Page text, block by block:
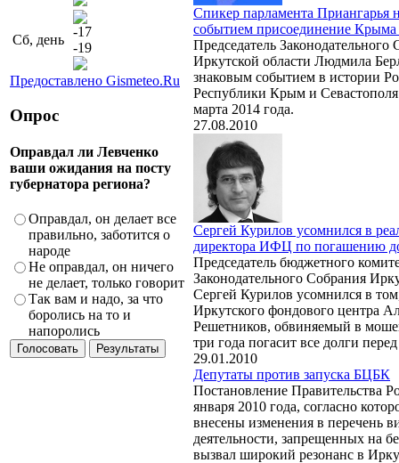
Сб, день
-17
-19
Предоставлено Gismeteo.Ru
Опрос
Оправдал ли Левченко
ваши ожидания на посту
губернатора региона?
Оправдал, он делает все
правильно, заботится о
народе
Не оправдал, он ничего
не делает, только говорит
Так вам и надо, за что
боролись на то и
напоролись
Спикер парламента Приангарья
событием присоединение Крыма
Председатель Законодательного
Иркутской области Людмила
знаковым событием в истории
Республики Крым и
марта 2014 года.
27.08.2010
Сергей Курилов усомнился в
директора ИФЦ по погашению
Председатель бюджетного
Законодательного Собрания
Сергей Курилов усомнился в
Иркутского фондового центра
Решетников, обвиняемый в
три года погасит все долги
29.01.2010
Депутаты против запуска БЦБК
Постановление Правительства
января 2010 года, согласно
внесены изменения в перечень
деятельности, запрещенных на
вызвал широкий резонанс в